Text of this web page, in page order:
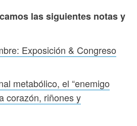
las siguientes notas y
Exposición & Congreso
metabólico, el “enemigo
corazón, riñones y